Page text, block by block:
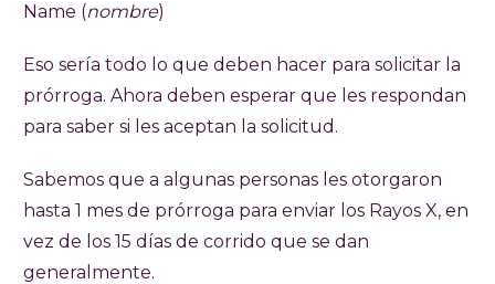
Name (nombre)
Eso sería todo lo que deben hacer para solicitar la
prórroga. Ahora deben esperar que les respondan
para saber si les aceptan la solicitud.
Sabemos que a algunas personas les otorgaron
hasta 1 mes de prórroga para enviar los Rayos X, en
vez de los 15 días de corrido que se dan
generalmente.